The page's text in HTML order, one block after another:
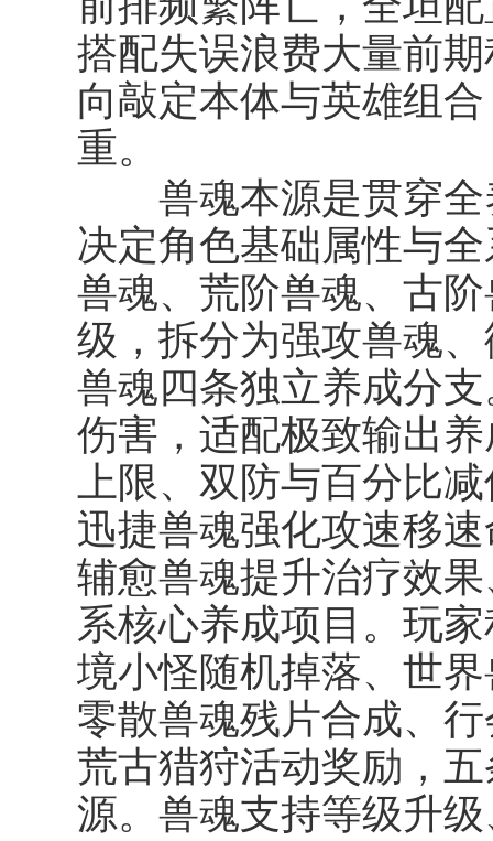
搭配失误浪费大量前
向敲定本体与英雄组
重。
兽魂本源是贯穿
决定角色基础属性与
兽魂、荒阶兽魂、古
级，拆分为强攻兽魂
兽魂四条独立养成分
伤害，适配极致输出
上限、双防与百分比
迅捷兽魂强化攻速移
辅愈兽魂提升治疗效
系核心养成项目。玩
境小怪随机掉落、世
零散兽魂残片合成、
荒古猎狩活动奖励，
源。兽魂支持等级升